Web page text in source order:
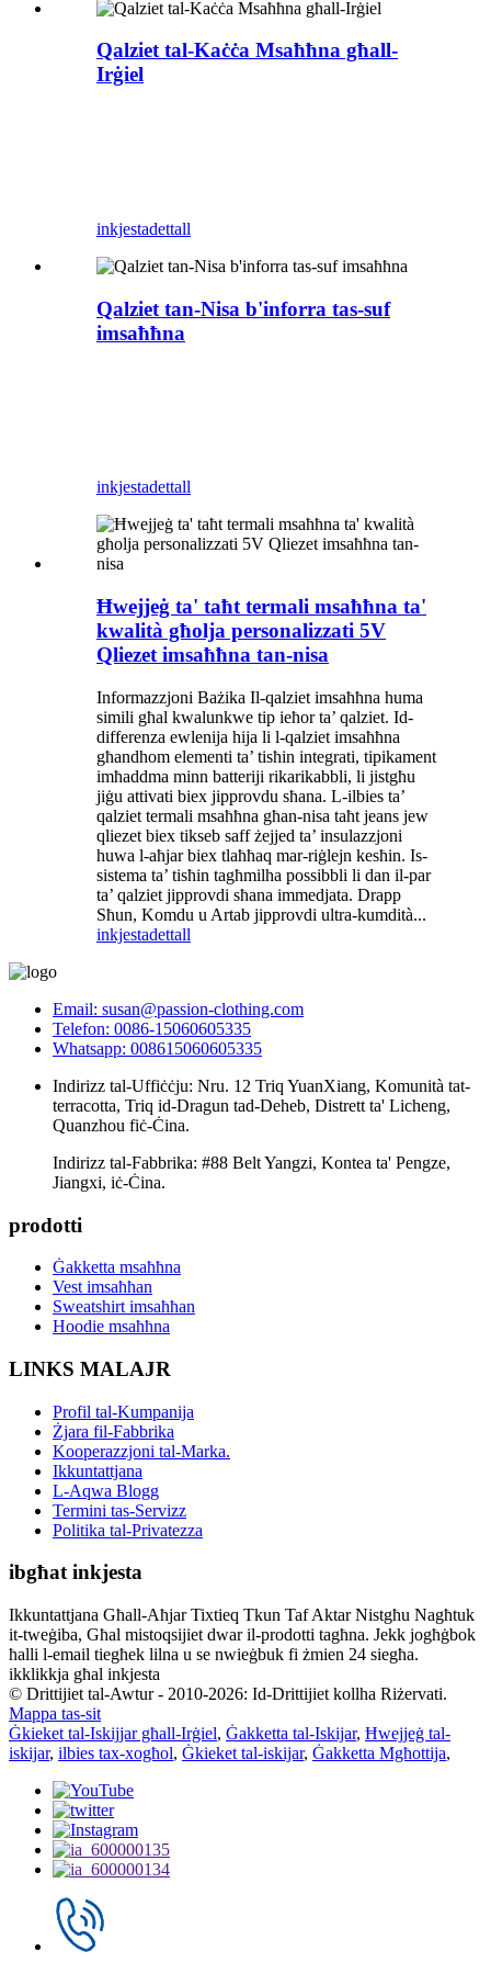
Qalziet tal-Kaċċa Msaħħna għall-
Irġiel
inkjestadettall
Qalziet tan-Nisa b'inforra tas-suf
imsaħħna
inkjestadettall
Ħwejjeġ ta' taħt termali msaħħna ta'
kwalità għolja personalizzati 5V
Qliezet imsaħħna tan-nisa
Informazzjoni Bażika Il-qalziet imsaħħna huma
simili għal kwalunkwe tip ieħor ta’ qalziet. Id-
differenza ewlenija hija li l-qalziet imsaħħna
għandhom elementi ta’ tisħin integrati, tipikament
imħaddma minn batteriji rikarikabbli, li jistgħu
jiġu attivati ​​biex jipprovdu sħana. L-ilbies ta’
qalziet termali msaħħna għan-nisa taħt jeans jew
qliezet biex tikseb saff żejjed ta’ insulazzjoni
huwa l-aħjar biex tlaħħaq mar-riġlejn kesħin. Is-
sistema ta’ tisħin tagħmilha possibbli li dan il-par
ta’ qalziet jipprovdi sħana immedjata. Drapp
Sħun, Komdu u Artab jipprovdi ultra-kumdità...
inkjestadettall
Email: susan@passion-clothing.com
Telefon: 0086-15060605335
Whatsapp: 008615060605335
Indirizz tal-Uffiċċju: Nru. 12 Triq YuanXiang, Komunità tat-
terracotta, Triq id-Dragun tad-Deheb, Distrett ta' Licheng,
Quanzhou fiċ-Ċina.
Indirizz tal-Fabbrika: #88 Belt Yangzi, Kontea ta' Pengze,
Jiangxi, iċ-Ċina.
prodotti
Ġakketta msaħħna
Vest imsaħħan
Sweatshirt imsaħħan
Hoodie msaħħna
LINKS MALAJR
Profil tal-Kumpanija
Żjara fil-Fabbrika
Kooperazzjoni tal-Marka.
Ikkuntattjana
L-Aqwa Blogg
Termini tas-Servizz
Politika tal-Privatezza
ibgħat inkjesta
Ikkuntattjana Għall-Aħjar Tixtieq Tkun Taf Aktar Nistgħu Nagħtuk
it-tweġiba, Għal mistoqsijiet dwar il-prodotti tagħna. Jekk jogħġbok
ħalli l-email tiegħek lilna u se nwieġbuk fi żmien 24 siegħa.
ikklikkja għal inkjesta
© Drittijiet tal-Awtur - 2010-2026: Id-Drittijiet kollha Riżervati.
Mappa tas-sit
Ġkieket tal-Iskijjar għall-Irġiel, Ġakketta tal-Iskijar, Ħwejjeġ tal-
iskijar, ilbies tax-xogħol, Ġkieket tal-iskijar, Ġakketta Mgħottija,